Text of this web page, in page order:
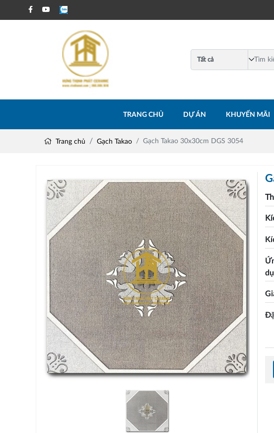
TRANG CHỦ DỰ ÁN KHUYẾN MÃI
Trang chủ Gạch Takao Gạch Takao 30x30cm DGS 3054